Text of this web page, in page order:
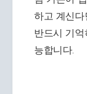
하고 계신
반드시 기
능합니다.